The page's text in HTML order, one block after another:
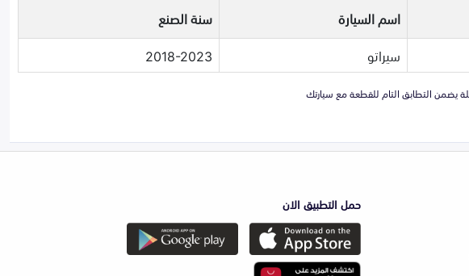
اسم السيارة
سنة الصنع
سيراتو 2018-2023
حمل التطبيق الان